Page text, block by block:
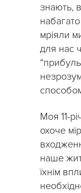
знають,
мріяли
для нас
Моя 11-
охоче
наше
їхнім